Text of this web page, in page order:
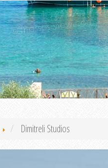
Dimitreli Studios